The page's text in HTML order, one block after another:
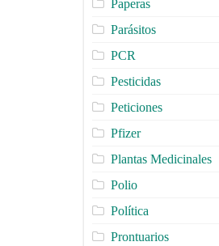
Paperas
Parásitos
PCR
Pesticidas
Peticiones
Pfizer
Plantas Medicinales
Polio
Política
Prontuarios